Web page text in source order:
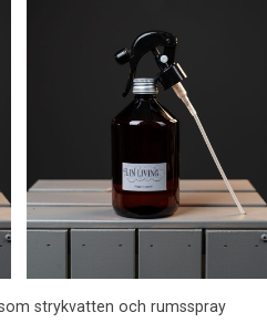
strykvatten och rumsspray